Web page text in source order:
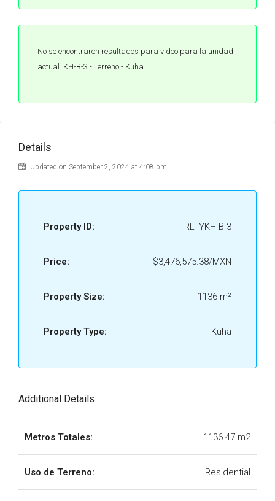
No se encontraron resultados para video para la unidad
actual. KH-B-3 - Terreno - Kuha
Details
Updated on September 2, 2024 at 4:08 pm
Property ID: RLTYKH-B-3
Price: $3,476,575.38/MXN
Property Size: 1136 m²
Property Type: Kuha
Additional Details
Metros Totales: 1136.47 m2
Uso de Terreno: Residential